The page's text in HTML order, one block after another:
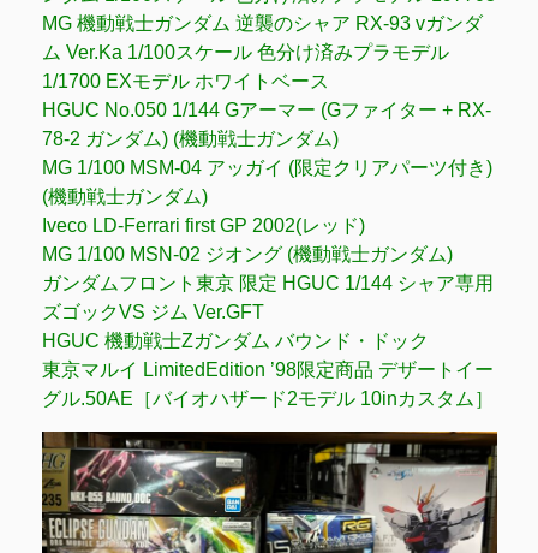
MG 機動戦士ガンダム 逆襲のシャア RX-93 vガンダ
ム Ver.Ka 1/100スケール 色分け済みプラモデル
1/1700 EXモデル ホワイトベース
HGUC No.050 1/144 Gアーマー (Gファイター + RX-
78-2 ガンダム) (機動戦士ガンダム)
MG 1/100 MSM-04 アッガイ (限定クリアパーツ付き)
(機動戦士ガンダム)
Iveco LD-Ferrari first GP 2002(レッド)
MG 1/100 MSN-02 ジオング (機動戦士ガンダム)
ガンダムフロント東京 限定 HGUC 1/144 シャア専用
ズゴックVS ジム Ver.GFT
HGUC 機動戦士Zガンダム バウンド・ドック
東京マルイ LimitedEdition ’98限定商品 デザートイー
グル.50AE［バイオハザード2モデル 10inカスタム］